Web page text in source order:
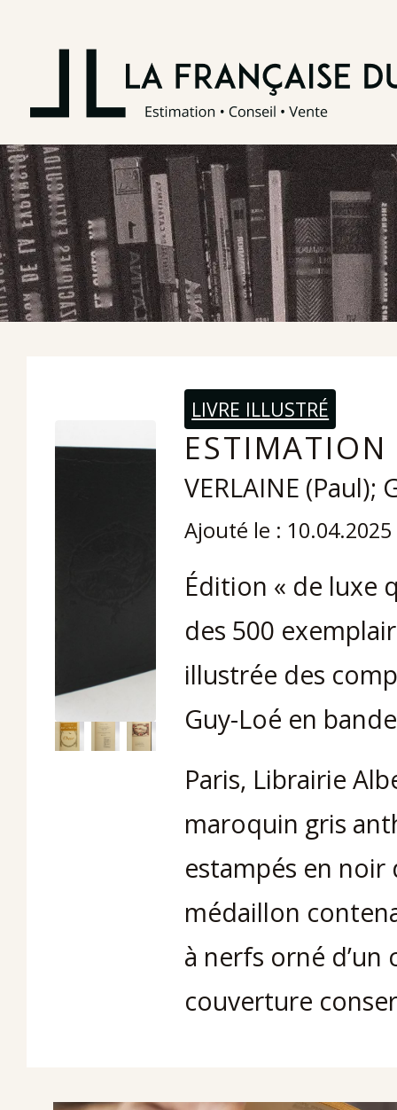
LIVRE ILLUSTRÉ
VERLAINE (Paul);
Ajouté le : 10.04.2025
Édition « de luxe
des 500
illustrée des
Guy-Loé en
Paris, Librairie
maroquin gris
estampés en noir
médaillon
à nerfs orné
couverture